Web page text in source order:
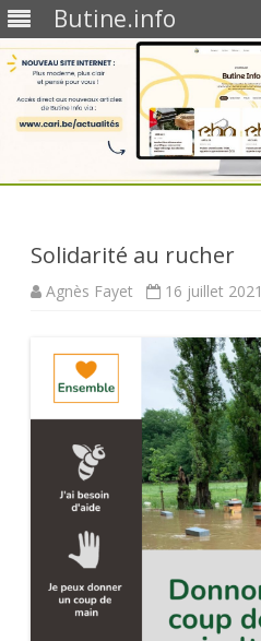
Butine.info
Solidarité au rucher
Agnès Fayet 16 juillet 2021